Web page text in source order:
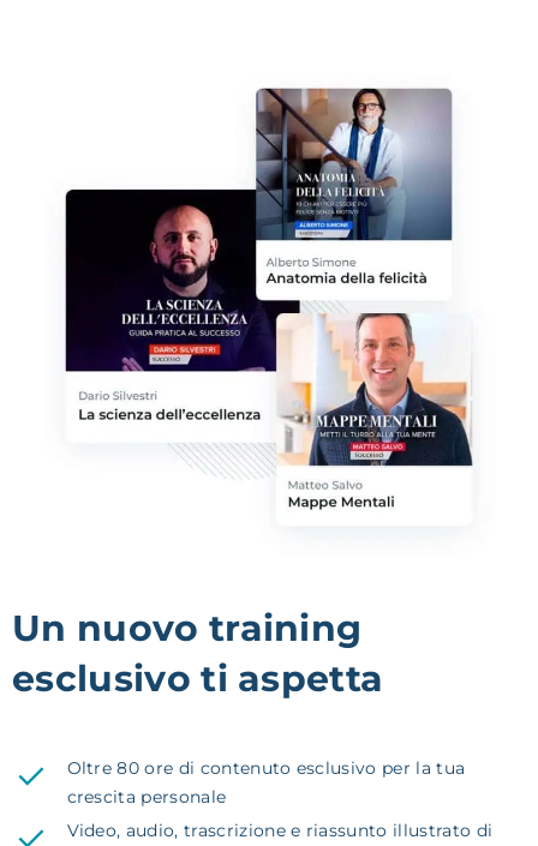
Un nuovo training
esclusivo ti aspetta
Oltre 80 ore di contenuto esclusivo per la tua
crescita personale
Video, audio, trascrizione e riassunto illustrato di